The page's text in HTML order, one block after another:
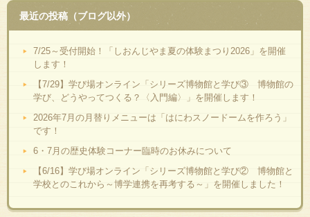
最近の投稿（ブログ以外）
7/25～受付開始！「しおんじやま夏の体験まつり2026」を開催
します！
【7/29】学び場オンライン「シリーズ博物館と学び③ 博物館の
学び、どうやってつくる？〈入門編〉」を開催します！
2026年7月の月替りメニューは「はにわスノードームを作ろう」
です！
6・7月の歴史体験コーナー臨時のお休みについて
【6/16】学び場オンライン「シリーズ博物館と学び② 博物館と
学校とのこれから～博学連携を再考する～」を開催しました！